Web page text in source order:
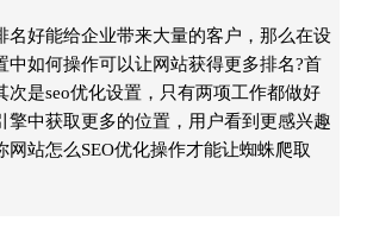
好能给企业带来大量的客户，那么在设
中如何操作可以让网站获得更多排名?首
次是seo优化设置，只有两项工作都做好
擎中获取更多的位置，用户看到更感兴趣
网站怎么SEO优化操作才能让蜘蛛爬取